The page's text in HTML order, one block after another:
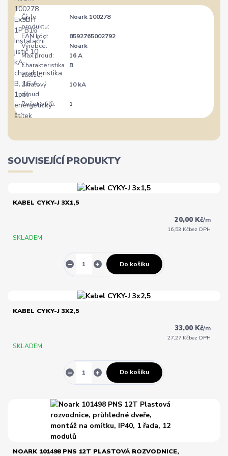
Číslo
produktu:
Noark 100278
EAN kód:
8592765002792
Výrobce:
Noark
Max.proud:
16 A
Charakteristika
zátěže:
B
Zkratový
proud:
10 kA
Počet pólů: 1
SOUVISEJÍCÍ PRODUKTY
KABEL CYKY-J 3X1,5
20,00 Kč/m
16,53 Kčbez DPH
SKLADEM
Do košíku
KABEL CYKY-J 3X2,5
33,00 Kč/m
27,27 Kčbez DPH
SKLADEM
Do košíku
NOARK 101498 PNS 12T PLASTOVÁ ROZVODNICE,